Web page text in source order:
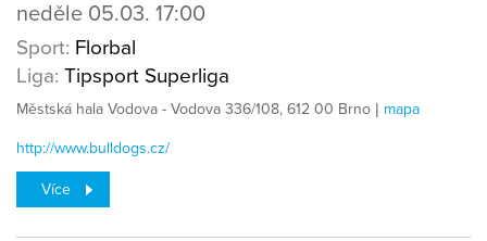
neděle 05.03. 17:00
Sport: Florbal
Liga: Tipsport Superliga
Městská hala Vodova - Vodova 336/108, 612 00 Brno | mapa
http://www.bulldogs.cz/
Více